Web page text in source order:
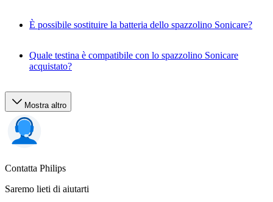
È possibile sostituire la batteria dello spazzolino Sonicare?
Quale testina è compatibile con lo spazzolino Sonicare
acquistato?
Mostra altro
Contatta Philips
Saremo lieti di aiutarti